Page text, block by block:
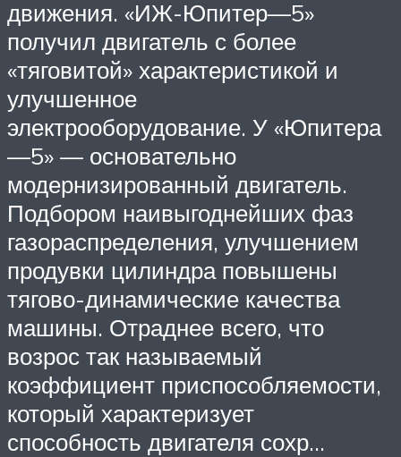
движения. «ИЖ-Юпитер—5»
получил двигатель с более
«тяговитой» характеристикой и
улучшенное
электрооборудование. У «Юпитера
—5» — основательно
модернизированный двигатель.
Подбором наивыгоднейших фаз
газораспределения, улучшением
продувки цилиндра повышены
тягово-динамические качества
машины. Отраднее всего, что
возрос так называемый
коэффициент приспособляемости,
который характеризует
способность двигателя сохр…